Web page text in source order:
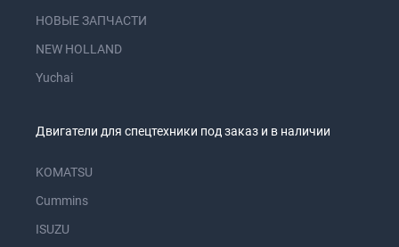
НОВЫЕ ЗАПЧАСТИ
NEW HOLLAND
Yuchai
Двигатели для спецтехники под заказ и в наличии
KOMATSU
Cummins
ISUZU